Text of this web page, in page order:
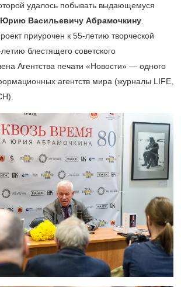
удалось побывать выдающемуся
Васильевичу Абрамочкину
приурочен к 55-летию творческой
блестящего советского
Агентства печати «Новости» — одного
агентств мира (журналы LIFE,